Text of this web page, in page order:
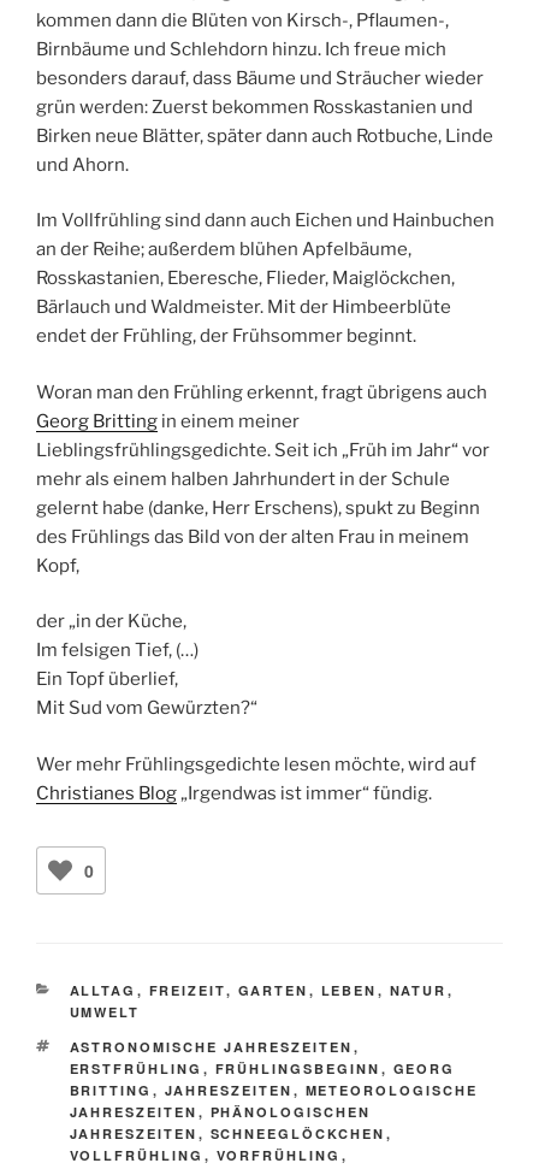
kommen dann die Blüten von Kirsch-, Pflaumen-,
Birnbäume und Schlehdorn hinzu. Ich freue mich
besonders darauf, dass Bäume und Sträucher wieder
grün werden: Zuerst bekommen Rosskastanien und
Birken neue Blätter, später dann auch Rotbuche, Linde
und Ahorn.
Im Vollfrühling sind dann auch Eichen und Hainbuchen
an der Reihe; außerdem blühen Apfelbäume,
Rosskastanien, Eberesche, Flieder, Maiglöckchen,
Bärlauch und Waldmeister. Mit der Himbeerblüte
endet der Frühling, der Frühsommer beginnt.
Woran man den Frühling erkennt, fragt übrigens auch
Georg Britting in einem meiner
Lieblingsfrühlingsgedichte. Seit ich „Früh im Jahr“ vor
mehr als einem halben Jahrhundert in der Schule
gelernt habe (danke, Herr Erschens), spukt zu Beginn
des Frühlings das Bild von der alten Frau in meinem
Kopf,
der „in der Küche,
Im felsigen Tief, (…)
Ein Topf überlief,
Mit Sud vom Gewürzten?“
Wer mehr Frühlingsgedichte lesen möchte, wird auf
Christianes Blog„Irgendwas ist immer“ fündig.
0
KATEGORIEN
ALLTAG , FREIZEIT, GARTEN , LEBEN , NATUR ,
UMWELT
SCHLAGWÖRTER
ASTRONOMISCHE JAHRESZEITEN ,
ERSTFRÜHLING , FRÜHLINGSBEGINN , GEORG
BRITTING , JAHRESZEITEN , METEOROLOGISCHE
JAHRESZEITEN , PHÄNOLOGISCHEN
JAHRESZEITEN , SCHNEEGLÖCKCHEN ,
VOLLFRÜHLING , VORFRÜHLING ,